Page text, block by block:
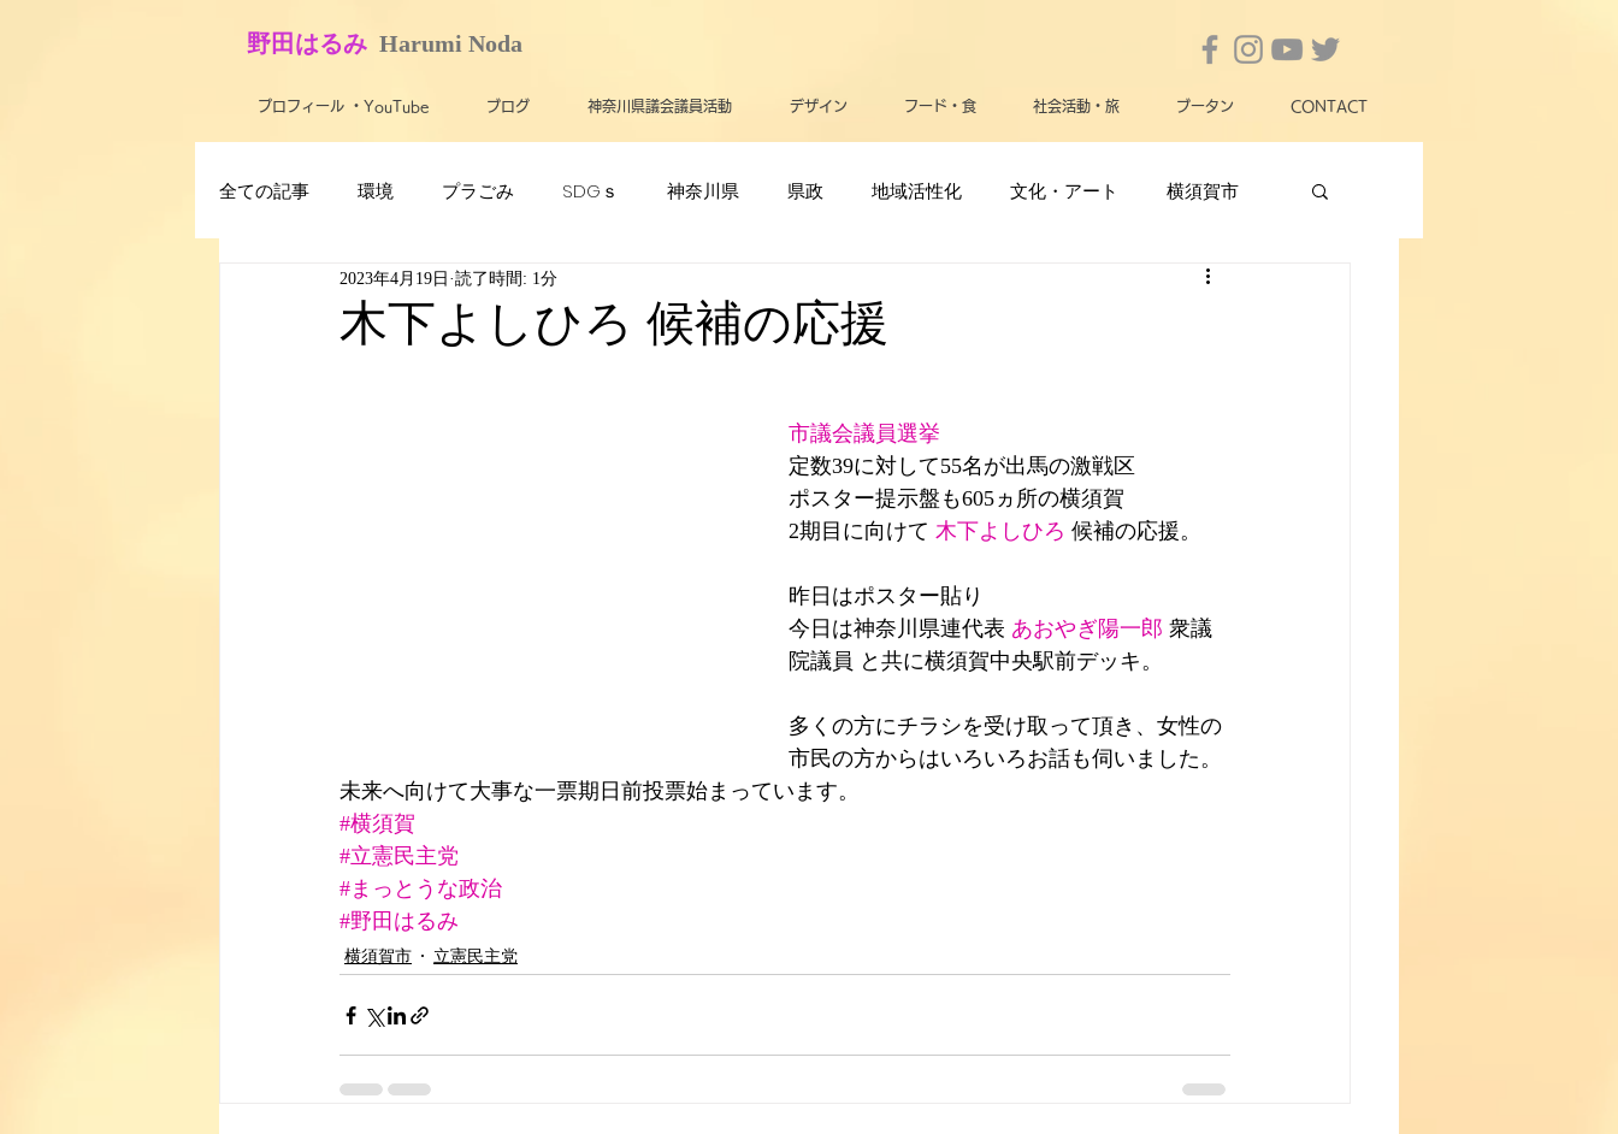
​野田はるみ Harumi No​da
プロフィール ・YouTube ブログ 神奈川県議会議員活動 デザイン フード・食 社会活動・旅 ブータン CONTACT
全ての記事 環境 プラごみ SDGｓ 神奈川県 県政 地域活性化 文化・アート 横須賀市
最新技術・テクノロジー スポーツ・オリンピック
逗子葉山 健康
木下よしひろ 候補の応援
2023年4月19日 読了時間: 1分
市議会議員選挙
定数39に対して55名が出馬の激戦区
ポスター提示盤も605ヵ所の横須賀
2期目に向けて 木下よしひろ 候補の応援。
昨日はポスター貼り
今日は神奈川県連代表 あおやぎ陽一郎 衆議
院議員 と共に横須賀中央駅前デッキ。
多くの方にチラシを受け取って頂き、女性の
市民の方からはいろいろお話も伺いました。
未来へ向けて大事な一票期日前投票始まっています。
#横須賀
#立憲民主党
#まっとうな政治
#野田はるみ
横須賀市 立憲民主党